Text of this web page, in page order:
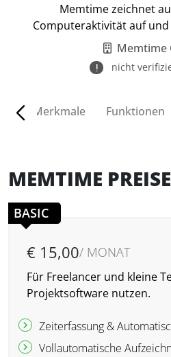
Memtime zeichnet
Computeraktivität auf
Memtime
nicht
Merkmale Funktionen
MEMTIME PREISE
BASIC
€ 15,00/ MONAT
Für Freelancer und kleine
Projektsoftware nutzen.
Zeiterfassung &
Vollautomatische